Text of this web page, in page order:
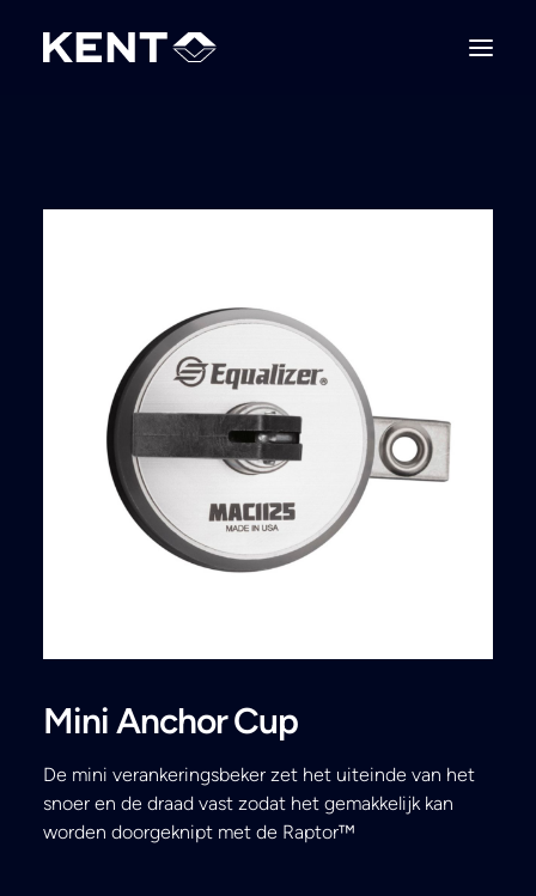
Mini Anchor Cup
De mini verankeringsbeker zet het uiteinde van het
snoer en de draad vast zodat het gemakkelijk kan
worden doorgeknipt met de Raptor™